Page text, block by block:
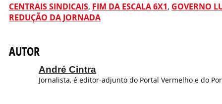
CENTRAIS SINDICAIS, FIM DA ESCALA 6X1, GOVERNO
REDUÇÃO DA JORNADA
AUTOR
André Cintra
Jornalista, é editor-adjunto do Portal Vermelho e do